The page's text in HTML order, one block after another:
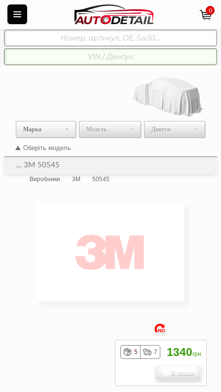
0
Марка Модель Двигун
Оберіть модель
... 3M 50545
Виробники 3M 50545
NO
5 7 1340грн
В кошик